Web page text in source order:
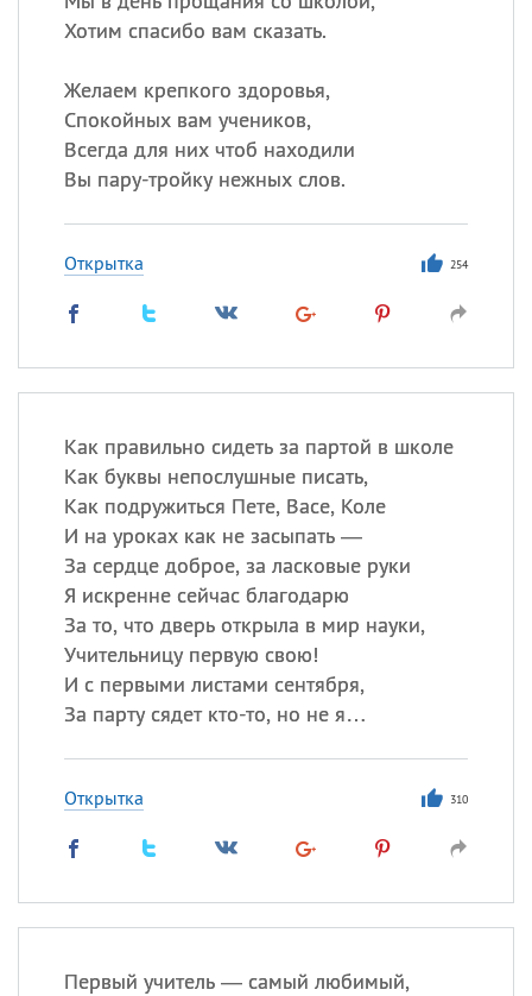
Хотим спасибо вам сказать.
Желаем крепкого здоровья,
Спокойных вам учеников,
Всегда для них чтоб находили
Вы пару-тройку нежных слов.
Открытка 254
Как правильно сидеть за партой в школе
Как буквы непослушные писать,
Как подружиться Пете, Васе, Коле
И на уроках как не засыпать —
За сердце доброе, за ласковые руки
Я искренне сейчас благодарю
За то, что дверь открыла в мир науки,
Учительницу первую свою!
И с первыми листами сентября,
За парту сядет кто-то, но не я…
Открытка 310
Первый учитель — самый любимый,